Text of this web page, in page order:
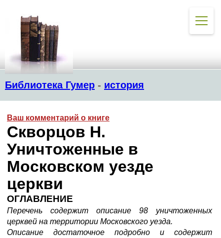
Библиотека Гумер - история
Ваш комментарий о книге
Скворцов Н.
Уничтоженные в
Московском уезде
церкви
ОГЛАВЛЕНИЕ
Перечень содержит описание 98 уничтоженных
церквей на территории Московского уезда.
Описание достаточное подробно и содержит